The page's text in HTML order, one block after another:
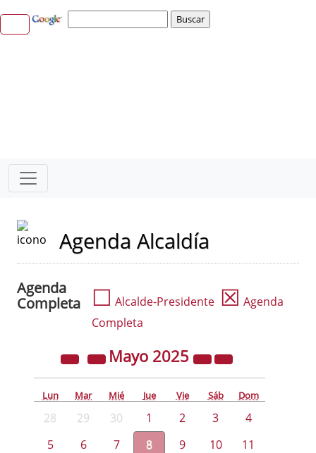
Agenda Alcaldía
Agenda
Completa
☐ Alcalde-Presidente ☒ Agenda
Completa
Mayo 2025
Lun Mar Mié Jue Vie Sáb Dom
28 29 30 1 2 3
4
5
6 7 8 9 10
11